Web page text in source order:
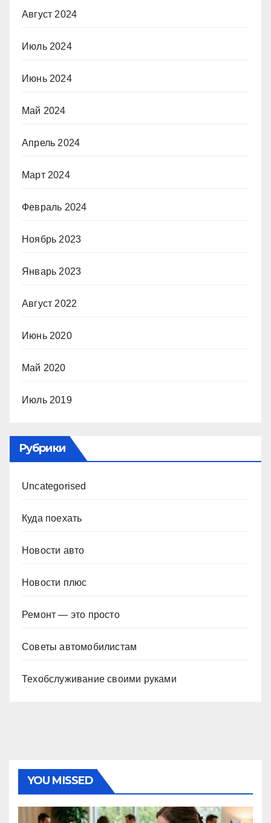
Август 2024
Июль 2024
Июнь 2024
Май 2024
Апрель 2024
Март 2024
Февраль 2024
Ноябрь 2023
Январь 2023
Август 2022
Июнь 2020
Май 2020
Июль 2019
Рубрики
Uncategorised
Куда поехать
Новости авто
Новости плюс
Ремонт — это просто
Советы автомобилистам
Техобслуживание своими руками
YOU MISSED